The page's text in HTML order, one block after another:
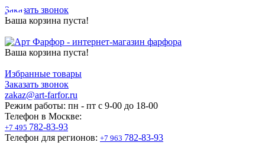
Заказать звонок
Ваша корзина пуста!
Ваша корзина пуста!
Избранные товары
Заказать звонок
zakaz@art-farfor.ru
Режим работы: пн - пт c 9-00 до 18-00
Телефон в Москве:
+7 495 782-83-93
Телефон для регионов: +7 963 782-83-93